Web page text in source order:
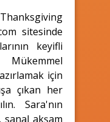
sitesinde
keyifli
Mükemmel
için
çıkan her
Sara'nın
sanal akşam